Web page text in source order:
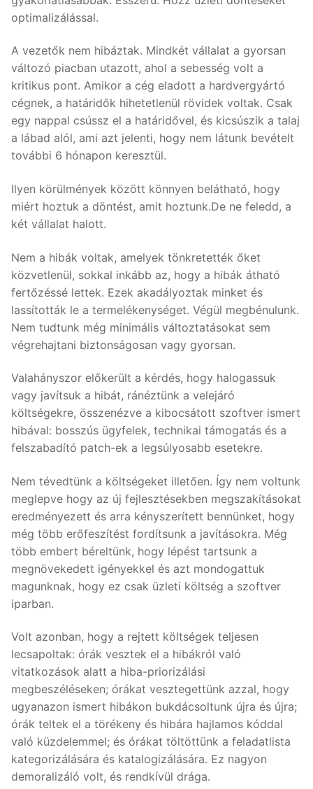
optimalizálással.
A vezetők nem hibáztak. Mindkét vállalat a gyorsan
változó piacban utazott, ahol a sebesség volt a
kritikus pont. Amikor a cég eladott a hardvergyártó
cégnek, a határidők hihetetlenül rövidek voltak. Csak
egy nappal csússz el a határidővel, és kicsúszik a talaj
a lábad alól, ami azt jelenti, hogy nem látunk bevételt
további 6 hónapon keresztül.
Ilyen körülmények között könnyen belátható, hogy
miért hoztuk a döntést, amit hoztunk.De ne feledd, a
két vállalat halott.
Nem a hibák voltak, amelyek tönkretették őket
közvetlenül, sokkal inkább az, hogy a hibák átható
fertőzéssé lettek. Ezek akadályoztak minket és
lassították le a termelékenységet. Végül megbénulunk.
Nem tudtunk még minimális változtatásokat sem
végrehajtani biztonságosan vagy gyorsan.
Valahányszor előkerült a kérdés, hogy halogassuk
vagy javítsuk a hibát, ránéztünk a velejáró
költségekre, összenézve a kibocsátott szoftver ismert
hibával: bosszús ügyfelek, technikai támogatás és a
felszabadító patch-ek a legsúlyosabb esetekre.
Nem tévedtünk a költségeket illetően. Így nem voltunk
meglepve hogy az új fejlesztésekben megszakításokat
eredményezett és arra kényszerített bennünket, hogy
még több erőfeszítést fordítsunk a javításokra. Még
több embert béreltünk, hogy lépést tartsunk a
megnövekedett igényekkel és azt mondogattuk
magunknak, hogy ez csak üzleti költség a szoftver
iparban.
Volt azonban, hogy a rejtett költségek teljesen
lecsapoltak: órák vesztek el a hibákról való
vitatkozások alatt a hiba-priorizálási
megbeszéléseken; órákat vesztegettünk azzal, hogy
ugyanazon ismert hibákon bukdácsoltunk újra és újra;
órák teltek el a törékeny és hibára hajlamos kóddal
való küzdelemmel; és órákat töltöttünk a feladatlista
kategorizálására és katalogizálására. Ez nagyon
demoralizáló volt, és rendkívül drága.